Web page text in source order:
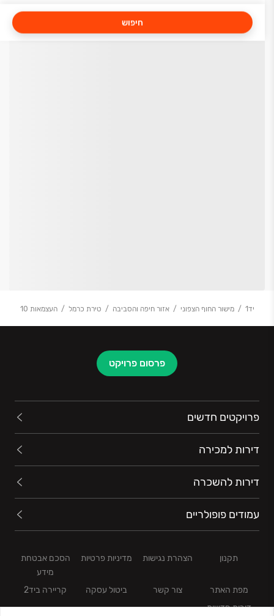
חיפוש
יד1 מישור החוף הצפוני אזור חיפה והסביבה טירת כרמל העצמאות 10
פרסום פרויקט
פרויקטים חדשים
דירות למכירה
דירות להשכרה
עמודים פופולריים
תקנון הצהרת נגישות מדיניות פרטיות
הסכם אבטחת
מידע
מפת האתר
צור קשר ביטול עסקה
קריירה ביד2
דירות חדשות